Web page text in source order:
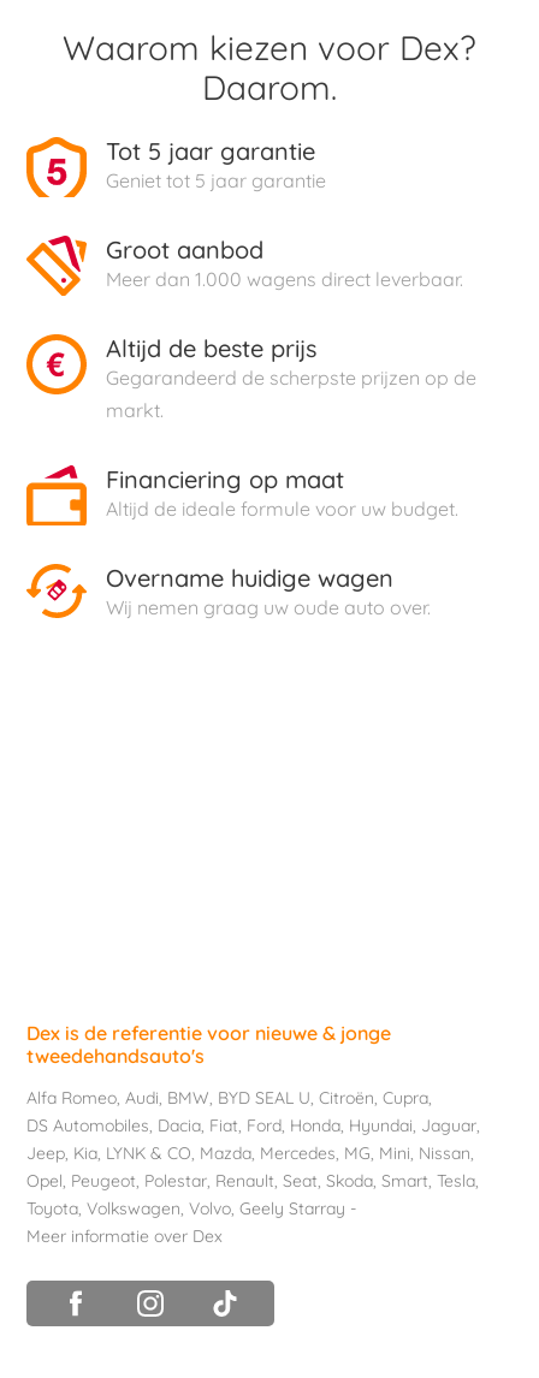
Waarom kiezen voor Dex?
Daarom.
Tot 5 jaar garantie
Geniet tot 5 jaar garantie
Groot aanbod
Meer dan 1.000 wagens direct leverbaar.
Altijd de beste prijs
Gegarandeerd de scherpste prijzen op de
markt.
Financiering op maat
Altijd de ideale formule voor uw budget.
Overname huidige wagen
Wij nemen graag uw oude auto over.
Dex is de referentie voor nieuwe & jonge
tweedehandsauto's
Alfa Romeo,Audi, BMW, BYD SEAL U,Citroën,Cupra,
DS Automobiles, Dacia, Fiat, Ford, Honda, Hyundai, Jaguar,
Jeep, Kia, LYNK & CO, Mazda, Mercedes, MG, Mini, Nissan,
Opel, Peugeot, Polestar, Renault,Seat,Skoda,Smart,Tesla,
Toyota,Volkswagen,Volvo,Geely Starray -
Meer informatie over Dex